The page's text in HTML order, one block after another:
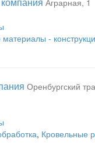
Аграрная, 1
-
Оренбургский
, Кровельные